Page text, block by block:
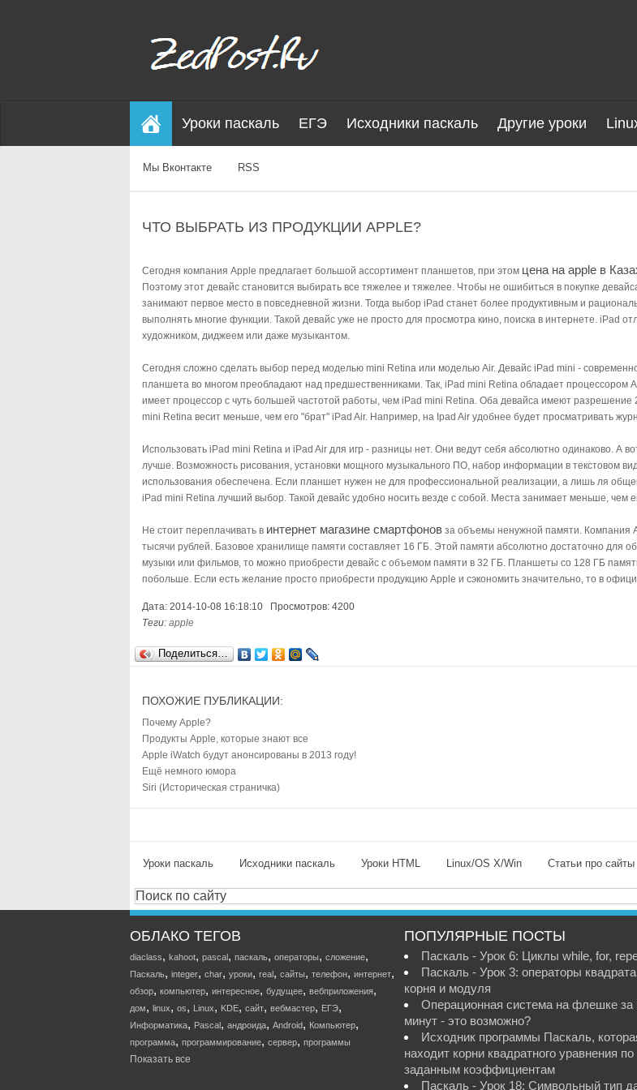
Уроки паскаль ЕГЭ Исходники паскаль Другие уроки
Мы Вконтакте RSS
ЧТО ВЫБРАТЬ ИЗ ПРОДУКЦИИ APPLE?
Сегодня компания Apple предлагает большой ассортимент планшетов, при этом цена на apple в
Поэтому этот девайс становится выбирать все тяжелее и тяжелее. Чтобы не ошибиться в покупке
занимают первое место в повседневной жизни. Тогда выбор iPad станет более продуктивным и
выполнять многие функции. Такой девайс уже не просто для просмотра кино, поиска в интернете. iPad
художником, диджеем или даже музыкантом.
Сегодня сложно сделать выбор перед моделью mini Retina или моделью Air. Девайс iPad mini -
планшета во многом преобладают над предшественниками. Так, iPad mini Retina обладает
имеет процессор с чуть большей частотой работы, чем iPad mini Retina. Оба девайса имеют
mini Retina весит меньше, чем его "брат" iPad Air. Например, на Ipad Air удобнее будет просматривать
Использовать iPad mini Retina и iPad Air для игр - разницы нет. Они ведут себя абсолютно одинаково. А
лучше. Возможность рисования, установки мощного музыкального ПО, набор информации в текстовом
использования обеспечена. Если планшет нужен не для профессиональной реализации, а лишь ля
iPad mini Retina лучший выбор. Такой девайс удобно носить везде с собой. Места занимает меньше, чем
Не стоит переплачивать в интернет магазине смартфонов за объемы ненужной памяти. Компания
тысячи рублей. Базовое хранилище памяти составляет 16 ГБ. Этой памяти абсолютно достаточно для
музыки или фильмов, то можно приобрести девайс с объемом памяти в 32 ГБ. Планшеты со 128 ГБ
побольше. Если есть желание просто приобрести продукцию Apple и сэкономить значительно, то в
Дата: 2014-10-08 16:18:10 Просмотров: 4200
Теги: apple
Поделиться…
ПОХОЖИЕ ПУБЛИКАЦИИ:
Почему Apple?
Продукты Apple, которые знают все
Apple iWatch будут анонсированы в 2013 году!
Ещё немного юмора
Siri (Историческая страничка)
Уроки паскаль Исходники паскаль Уроки HTML Linux/OS X/Win Статьи про сайты
ОБЛАКО ТЕГОВ
diaclass, kahoot, pascal, паскаль, операторы, сложение,
Паскаль, integer, char, уроки, real, сайты, телефон, интернет,
обзор, компьютер, интересное, будущее, вебприложения,
дом, linux, os, Linux, KDE, сайт, вебмастер, ЕГЭ,
Информатика, Pascal, андроида, Android, Компьютер,
программа, программирование, сервер, программы
Показать все
ПОПУЛЯРНЫЕ ПОСТЫ
Паскаль - Урок 6: Циклы while, for,
Паскаль - Урок 3: операторы
корня и модуля
Операционная система на флешке за
минут - это возможно?
Исходник программы Паскаль,
находит корни квадратного уравнения по
заданным коэффициентам
Паскаль - Урок 18: Символьный тип